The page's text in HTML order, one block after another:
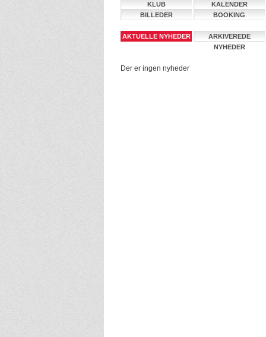
KLUB
KALENDER
BILLEDER
BOOKING
AKTUELLE NYHEDER
ARKIVEREDE
NYHEDER
Der er ingen nyheder